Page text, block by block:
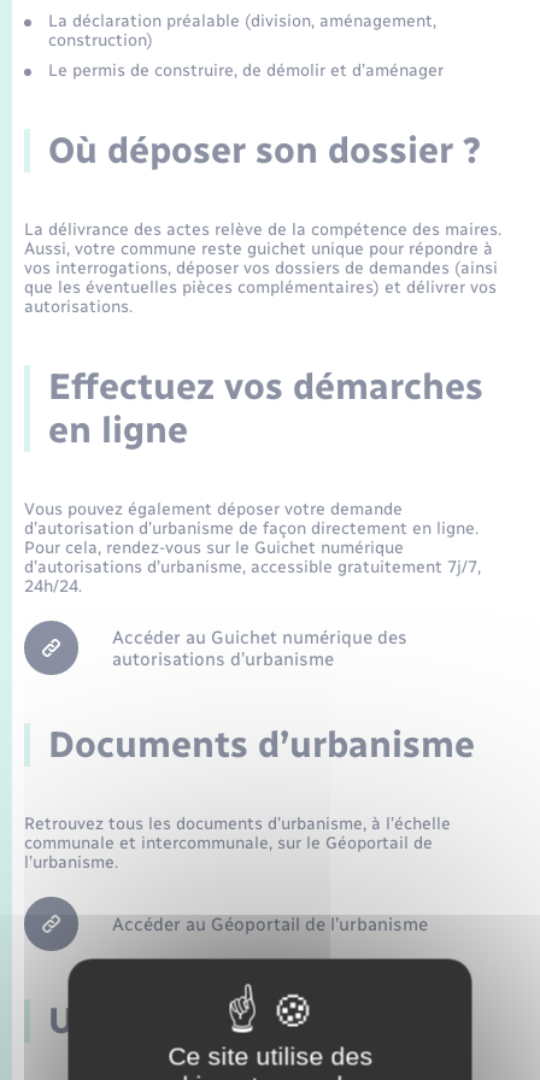
Etat-civil - Papiers - Citoyenneté
Mariage – PACS
Parrainage civil
Logement - Urbanisme
Nouvel habitant
Organisation d’événement
Seniors
Transports
Transports scolaires
Travaux - Autorisation d’occupation de l’espace
public
Compétences
Plan interactif
Publications
La Communauté de communes
La déclaration préalable (division, aménagement,
construction)
Le permis de construire, de démolir et d’aménager
Où déposer son dossier ?
La délivrance des actes relève de la compétence des maires.
Aussi, votre commune reste guichet unique pour répondre à
vos interrogations, déposer vos dossiers de demandes (ainsi
que les éventuelles pièces complémentaires) et délivrer vos
autorisations.
Effectuez vos démarches
en ligne
Vous pouvez également déposer votre demande
d’autorisation d’urbanisme de façon directement en ligne.
Pour cela, rendez-vous sur le Guichet numérique
d’autorisations d’urbanisme, accessible gratuitement 7j/7,
24h/24.
Accéder au Guichet numérique des
autorisations d’urbanisme
Documents d’urbanisme
Retrouvez tous les documents d’urbanisme, à l’échelle
communale et intercommunale, sur le Géoportail de
l’urbanisme.
Accéder au Géoportail de l’urbanisme
Un accueil téléphonique
Ce site utilise des